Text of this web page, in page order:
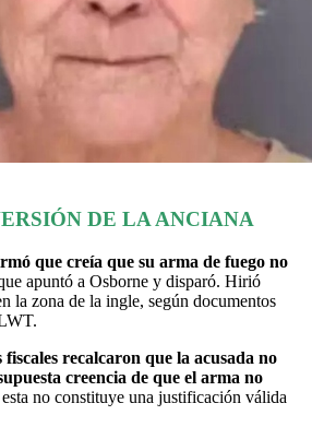
DE LA ANCIANA
que creía que su arma de fuego no
apuntó a Osborne y disparó. Hirió
la zona de la ingle, según documentos
fiscales recalcaron que la acusada no
creencia de que el arma no
no constituye una justificación válida